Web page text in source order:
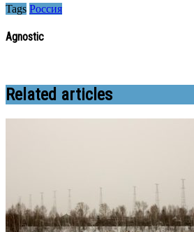
Tags Россия
Agnostic
Related articles